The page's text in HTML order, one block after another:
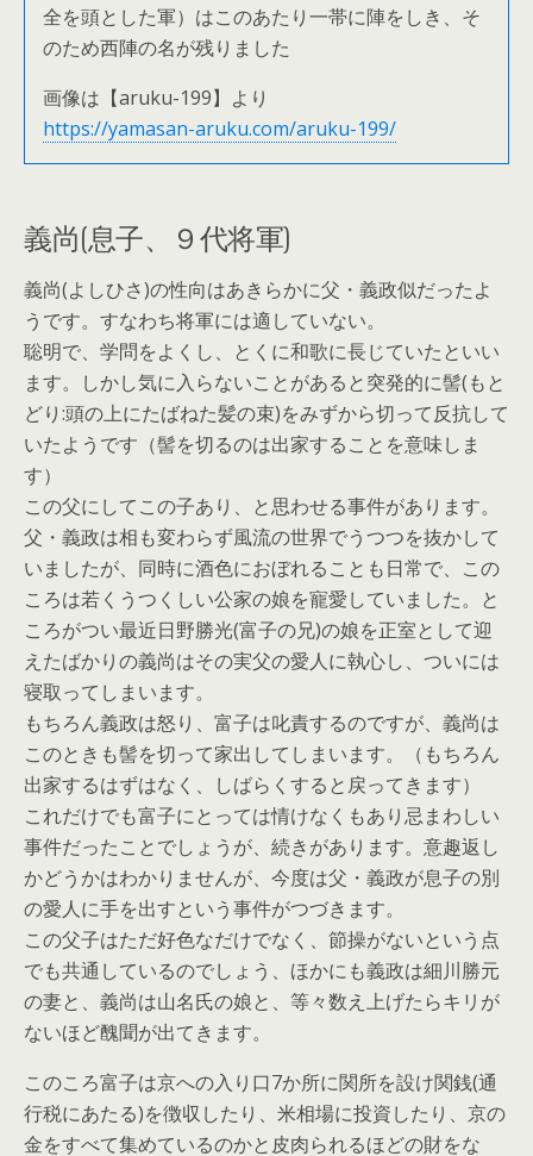
全を頭とした軍）はこのあたり一帯に陣をしき、そ
のため西陣の名が残りました
画像は【aruku-199】より
https://yamasan-aruku.com/aruku-199/
義尚(息子、９代将軍)
義尚(よしひさ)の性向はあきらかに父・義政似だったよ
うです。すなわち将軍には適していない。
聡明で、学問をよくし、とくに和歌に長じていたといい
ます。しかし気に入らないことがあると突発的に髻(もと
どり:頭の上にたばねた髪の束)をみずから切って反抗して
いたようです（髻を切るのは出家することを意味しま
す）
この父にしてこの子あり、と思わせる事件があります。
父・義政は相も変わらず風流の世界でうつつを抜かして
いましたが、同時に酒色におぼれることも日常で、この
ころは若くうつくしい公家の娘を寵愛していました。と
ころがつい最近日野勝光(富子の兄)の娘を正室として迎
えたばかりの義尚はその実父の愛人に執心し、ついには
寝取ってしまいます。
もちろん義政は怒り、富子は叱責するのですが、義尚は
このときも髻を切って家出してしまいます。（もちろん
出家するはずはなく、しばらくすると戻ってきます）
これだけでも富子にとっては情けなくもあり忌まわしい
事件だったことでしょうが、続きがあります。意趣返し
かどうかはわかりませんが、今度は父・義政が息子の別
の愛人に手を出すという事件がつづきます。
この父子はただ好色なだけでなく、節操がないという点
でも共通しているのでしょう、ほかにも義政は細川勝元
の妻と、義尚は山名氏の娘と、等々数え上げたらキリが
ないほど醜聞が出てきます。
このころ富子は京への入り口7か所に関所を設け関銭(通
行税にあたる)を徴収したり、米相場に投資したり、京の
金をすべて集めているのかと皮肉られるほどの財をな